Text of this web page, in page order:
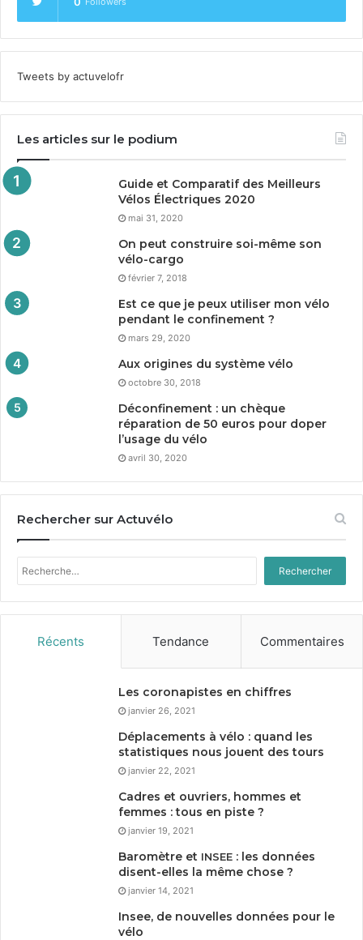
Tweets by actuvelofr
Les articles sur le podium
Guide et Comparatif des Meilleurs
Vélos Électriques 2020
mai 31, 2020
On peut construire soi-même son
vélo-cargo
février 7, 2018
Est ce que je peux utiliser mon vélo
pendant le confinement ?
mars 29, 2020
Aux origines du système vélo
octobre 30, 2018
Déconfinement : un chèque
réparation de 50 euros pour doper
l’usage du vélo
avril 30, 2020
Rechercher sur Actuvélo
Rechercher :
Récents Tendance Commentaires
Les coronapistes en chiffres
janvier 26, 2021
Déplacements à vélo : quand les
statistiques nous jouent des tours
janvier 22, 2021
Cadres et ouvriers, hommes et
femmes : tous en piste ?
janvier 19, 2021
Baromètre et INSEE : les données
disent-elles la même chose ?
janvier 14, 2021
Insee, de nouvelles données pour le
vélo